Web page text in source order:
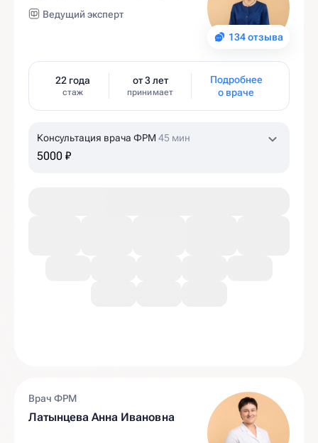
134 отзыва
Ведущий эксперт
22 года
стаж
от 3 лет
принимает
Подробнее
о враче
Консультация врача ФРМ 45 мин
5000 ₽
Врач ФРМ
Латынцева Анна Ивановна